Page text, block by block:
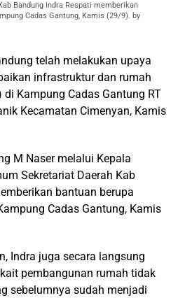
Bandung Indra Respati memberikan
Cadas Gantung, Kamis (29/9). by
telah melakukan upaya
infrastruktur dan rumah
Kampung Cadas Gantung RT
Kecamatan Cimenyan, Kamis
M Naser melalui Kepala
Sekretariat Daerah Kab
bantuan berupa
Cadas Gantung, Kamis
Indra juga secara langsung
pembangunan rumah tidak
sebelumnya sudah menjadi